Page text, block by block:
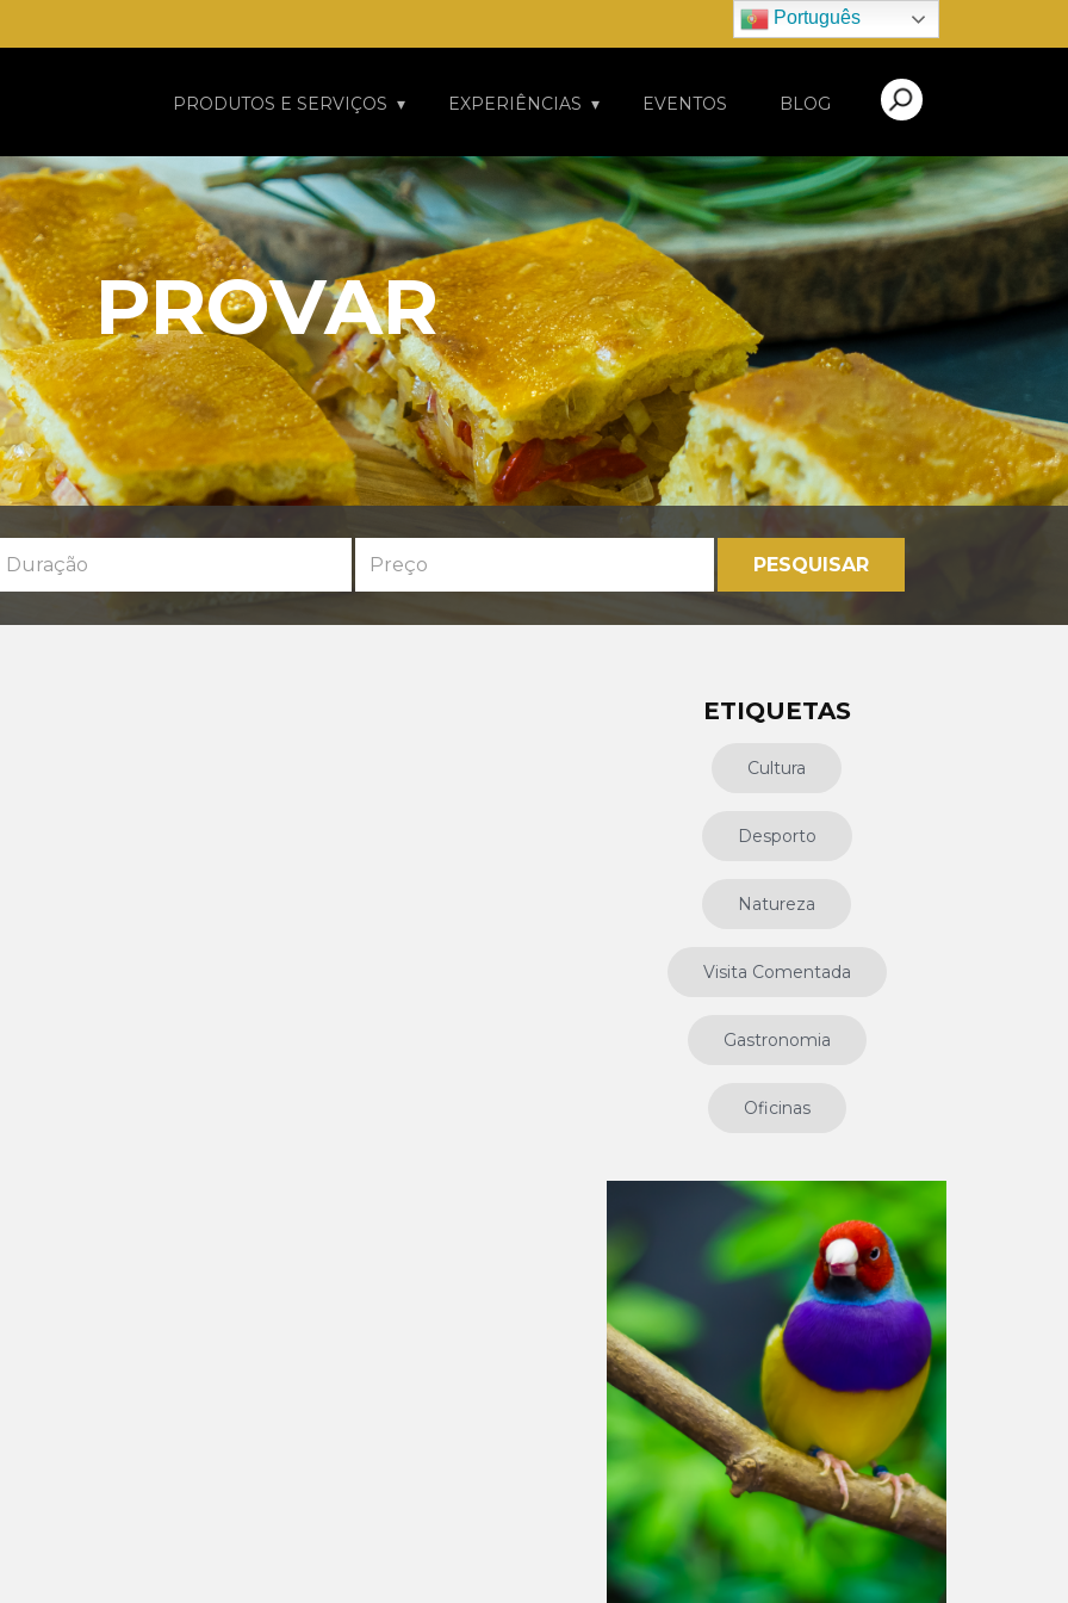
Português
PRODUTOS E SERVIÇOS EXPERIÊNCIAS EVENTOS BLOG
PROVAR
PESQUISAR
ETIQUETAS
Cultura
Desporto
Natureza
Visita Comentada
Gastronomia
Oficinas